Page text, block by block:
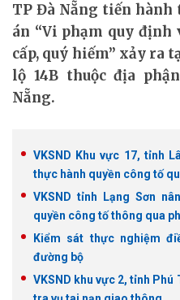
TP Đà Nẵng tiến
án “Vi phạm quy định
cấp, quý hiếm” xảy ra
lộ 14B thuộc địa
Nẵng.
VKSND Khu vực 17, tỉnh
thực hành quyền công tố
VKSND tỉnh Lạng Sơn
quyền công tố thông qua
Kiểm sát thực nghiệm
đường bộ
VKSND khu vực 2, tỉnh